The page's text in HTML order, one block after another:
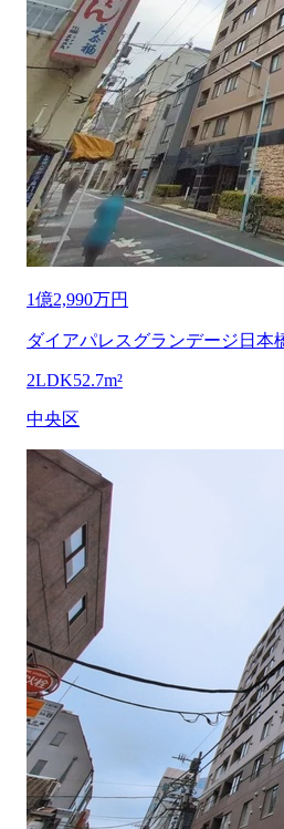
1億2,990万円
ダイアパレスグランデージ日本
2LDK52.7m²
中央区